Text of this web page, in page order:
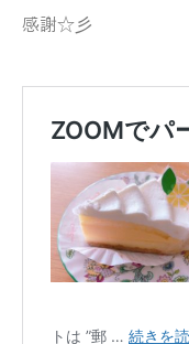
感謝☆彡